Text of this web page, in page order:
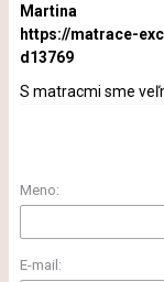
Martina
https://matrace-
d13769
S matracmi sme
Meno:
E-mail: